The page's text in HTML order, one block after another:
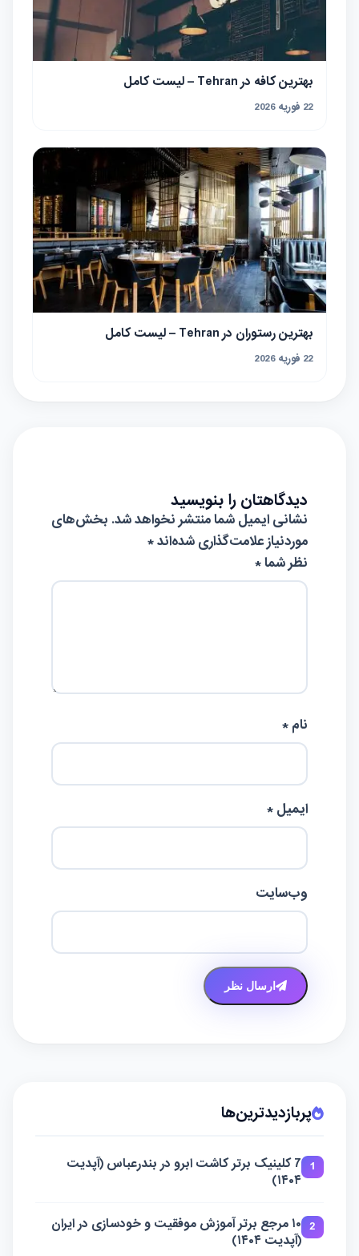
بهترین کافه در Tehran – لیست کامل
22 فوریه 2026
بهترین رستوران در Tehran – لیست کامل
22 فوریه 2026
دیدگاهتان را بنویسید
نشانی ایمیل شما منتشر نخواهد شد. بخش‌های
موردنیاز علامت‌گذاری شده‌اند*
نظر شما *
نام *
ایمیل *
وب‌سایت
ارسال نظر
پربازدیدترین‌ها
1
7 کلینیک برتر کاشت ابرو در بندرعباس (آپدیت
۱۴۰۴)
2
۱۰ مرجع برتر آموزش موفقیت و خودسازی در ایران
(آپدیت ۱۴۰۴)